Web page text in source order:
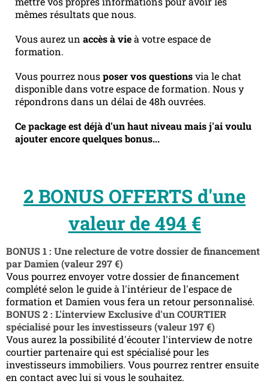
mêmes résultats que nous.
Vous aurez un accès à vieà votre espace de
formation.
Vous pourrez nousposer vos questionsvia le chat
disponible dans votre espace de formation. Nous y
répondrons dans un délai de 48h ouvrées.
Ce package est déjà d'un haut niveau mais j'ai voulu
ajouter encore quelques bonus...
2 BONUS OFFERTS d'une
valeur de 494 €
BONUS 1 : Une relecture de votre dossier de financement
par Damien (valeur 297 €)
Vous pourrez envoyer votre dossier de financement
complété selon le guide à l'intérieur de l'espace de
formation et Damien vous fera un retour personnalisé.
BONUS 2 : L'interview Exclusive d'un COURTIER
spécialisé pour les investisseurs (valeur 197 €)
Vous aurez la possibilité d'écouter l'interview de notre
courtier partenaire qui est spécialisé pour les
investisseurs immobiliers. Vous pourrez rentrer ensuite
en contact avec lui si vous le souhaitez.